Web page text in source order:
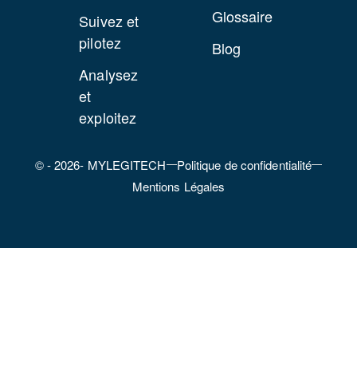
Suivez et
pilotez
Analysez
et
exploitez
Glossaire
Blog
© - 2026- MYLEGITECH
Politique de confidentialité
Mentions Légales